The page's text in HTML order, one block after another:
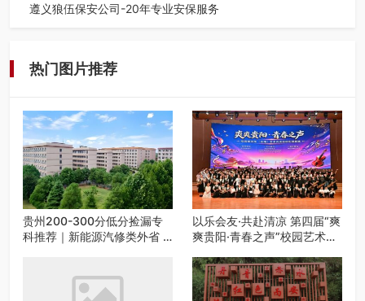
遵义狼伍保安公司-20年专业安保服务
热门图片推荐
贵州200-300分低分捡漏专
科推荐｜新能源汽修类外省 5
以乐会友·共赴清凉 第四届“爽
爽贵阳·青春之声”校园艺术交